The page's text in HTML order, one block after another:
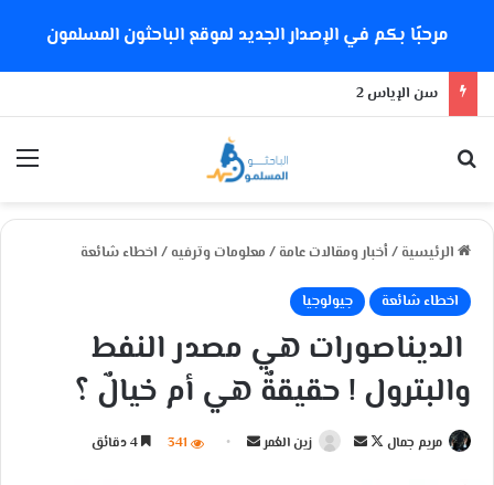
مرحبًا بكم في الإصدار الجديد لموقع الباحثون المسلمون
هل تدعم إيمان الإمام الشذوذ الجنسي؟
الرئيسية / أخبار ومقالات عامة / معلومات وترفيه / اخطاء شائعة
اخطاء شائعة جيولوجيا
الديناصورات هي مصدر النفط
والبترول ! حقيقةٌ هي أم خيالٌ ؟
مريم جمال
ت
زين العُمر 341